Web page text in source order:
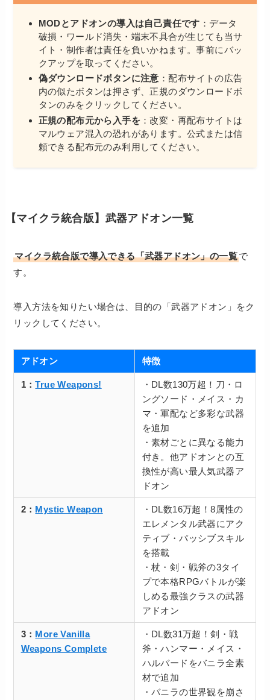
MODとアドオンの導入は自己責任です ：データ
破損・ワールド消失・端末不具合が生じても当サ
イト・制作者は責任を負いかねます。事前にバッ
クアップを取ってください。
偽ダウンロードボタンに注意 ：配布サイトの広告
内の似たボタンは押さず、正規のダウンロードボ
タンのみをクリックしてください。
正規の配布元から入手を ：改変・再配布サイトは
マルウェア混入の恐れがあります。公式または信
頼できる配布元のみ利用してください。
【マイクラ統合版】武器アドオン一覧
マイクラ統合版で導入できる「武器アドオン」の一覧で
す。
導入方法を知りたい場合は、目的の「武器アドオン」をク
リックしてください。
アドオン 特徴
1：True Weapons!
・DL数130万超！刀・ロ
ングソード・メイス・カ
マ・軍配など多彩な武器
を追加
・素材ごとに異なる能力
付き。他アドオンとの互
換性が高い最人気武器ア
ドオン
2： Mystic Weapon
・DL数16万超！8属性の
エレメンタル武器にアク
ティブ・パッシブスキル
を搭載
・杖・剣・戦斧の3タイ
プで本格RPGバトルが楽
しめる最強クラスの武器
アドオン
3： More Vanilla
Weapons Complete
・DL数31万超！剣・戦
斧・ハンマー・メイス・
ハルバードをバニラ全素
材で追加
・バニラの世界観を崩さ